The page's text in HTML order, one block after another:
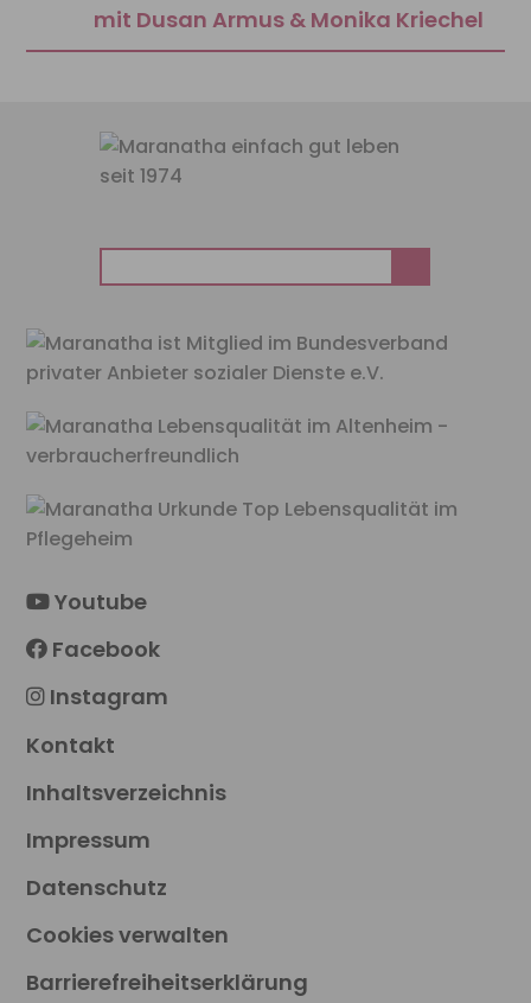
mit Dusan Armus & Monika Kriechel
nach:
Youtube
Facebook
Instagram
Kontakt
Inhaltsverzeichnis
Impressum
Datenschutz
Cookies verwalten
Barrierefreiheitserklärung